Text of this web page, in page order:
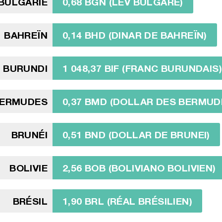
BAHREÏN 0,14 BHD (DINAR DE BAHREÏN)
BURUNDI 1 048,37 BIF (FRANC BURUNDAIS)
0,37 BMD (DOLLAR DES
BRUNÉI 0,51 BND (DOLLAR DE BRUNEI)
BOLIVIE 2,56 BOB (BOLIVIANO BOLIVIEN)
BRÉSIL 1,90 BRL (RÉAL BRÉSILIEN)